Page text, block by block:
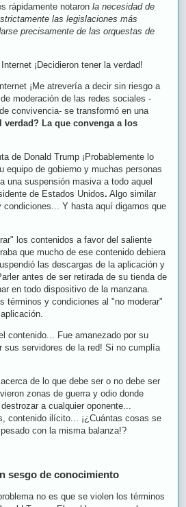
rápidamente notaron la necesidad de
las legislaciones más
precisamente de las orquestas de
¡Decidieron tener la verdad!
¡Me atrevería a decir sin riesgo a
moderación de las redes sociales -
convivencia- se transformó en una
verdad? La que convenga a los
de Donald Trump ¡Probablemente lo
equipo de gobierno y muchas personas
una suspensión masiva a todo aquel
de Estados Unidos. Algo similar
Y hasta aquí digamos que
los contenidos a favor del saliente
que mucho de ese contenido debiera
las descargas de la aplicación y
antes de ser retirada de su tienda de
en todo dispositivo de la manzana.
términos y condiciones al "no moderar"
contenido... Fue amanezado por su
sus servidores de la red! Si no cumplía
de lo que debe ser o no debe ser
zonas de guerra y odio donde
a cualquier oponente...
contenido ilícito... ¡¿Cuántas cosas se
con la misma balanza!?
sesgo de conocimiento
no es que se violen los términos